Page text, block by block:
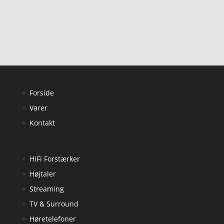
Forside
Varer
Kontakt
HiFi Forstærker
Højtaler
Streaming
TV & Surround
Høretelefoner